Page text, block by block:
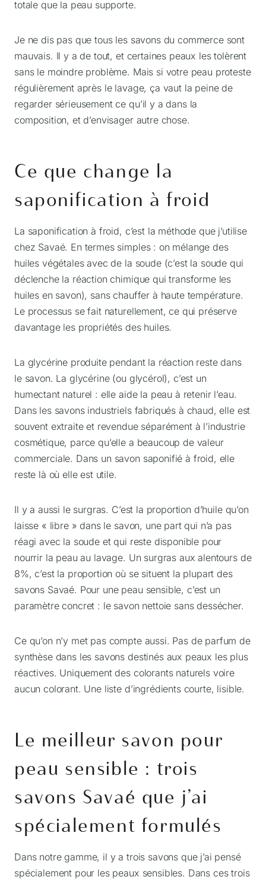
totale que la peau supporte.
Je ne dis pas que tous les savons du commerce sont
mauvais. Il y a de tout, et certaines peaux les tolèrent
sans le moindre problème. Mais si votre peau proteste
régulièrement après le lavage, ça vaut la peine de
regarder sérieusement ce qu’il y a dans la
composition, et d’envisager autre chose.
Ce que change la
saponification à froid
La saponification à froid, c’est la méthode que j’utilise
chez Savaé. En termes simples : on mélange des
huiles végétales avec de la soude (c’est la soude qui
déclenche la réaction chimique qui transforme les
huiles en savon), sans chauffer à haute température.
Le processus se fait naturellement, ce qui préserve
davantage les propriétés des huiles.
La glycérine produite pendant la réaction reste dans
le savon. La glycérine (ou glycérol), c’est un
humectant naturel : elle aide la peau à retenir l’eau.
Dans les savons industriels fabriqués à chaud, elle est
souvent extraite et revendue séparément à l’industrie
cosmétique, parce qu’elle a beaucoup de valeur
commerciale. Dans un savon saponifié à froid, elle
reste là où elle est utile.
Il y a aussi le surgras. C’est la proportion d’huile qu’on
laisse « libre » dans le savon, une part qui n’a pas
réagi avec la soude et qui reste disponible pour
nourrir la peau au lavage. Un surgras aux alentours de
8%, c’est la proportion où se situent la plupart des
savons Savaé. Pour une peau sensible, c’est un
paramètre concret : le savon nettoie sans dessécher.
Ce qu’on n’y met pas compte aussi. Pas de parfum de
synthèse dans les savons destinés aux peaux les plus
réactives. Uniquement des colorants naturels voire
aucun colorant. Une liste d’ingrédients courte, lisible.
Le meilleur savon pour
peau sensible : trois
savons Savaé que j’ai
spécialement formulés
Dans notre gamme, il y a trois savons que j’ai pensé
spécialement pour les peaux sensibles. Dans ces trois